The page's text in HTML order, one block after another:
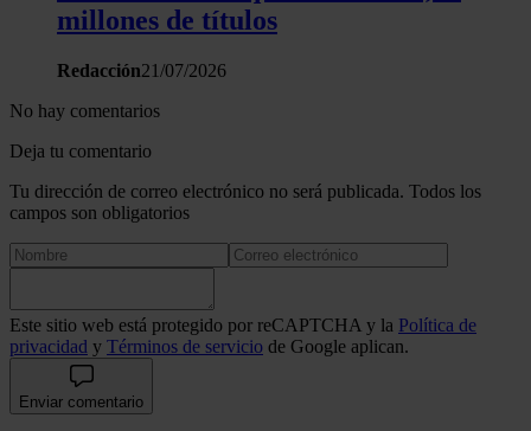
millones de títulos
Redacción21/07/2026
No hay comentarios
Deja tu comentario
Tu dirección de correo electrónico no será publicada. Todos los
campos son obligatorios
Este sitio web está protegido por reCAPTCHA y la Política de
privacidad y Términos de servicio de Google aplican.
Enviar comentario